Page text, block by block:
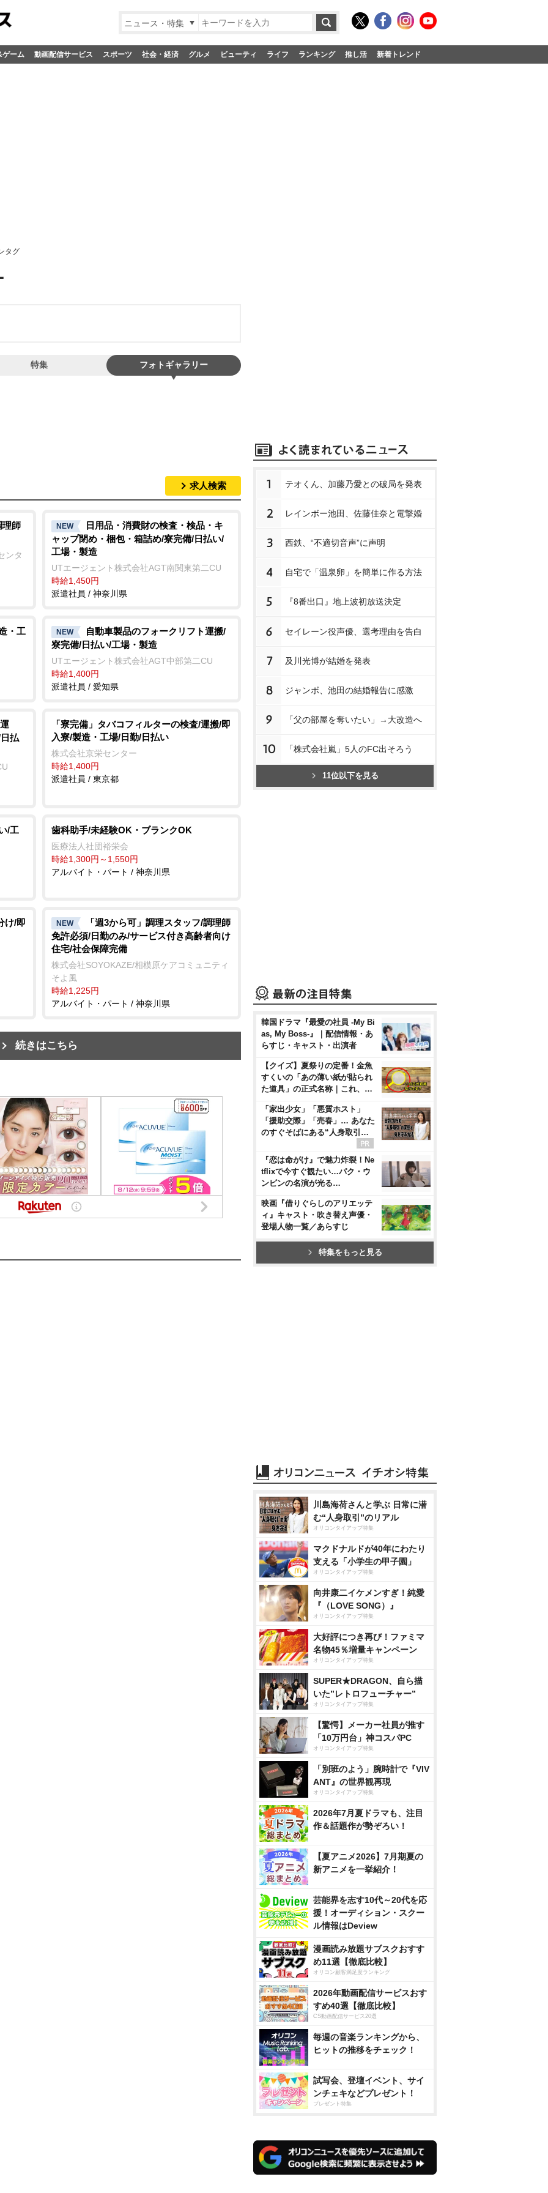
ニュース・特集
ゲーム 動画配信サービス スポーツ 社会・経済 グルメ ビューティ ライフ ランキング 推し活 新着トレンド
タグ
特集 フォトギャラリー
求人検索
理師
ンタ
NEW
日用品・消費財の検査・検品・キ
ャップ閉め・梱包・箱詰め/寮完備/日払い/
工場・製造
UTエージェント株式会社AGT南関東第二CU
時給1,450円
派遣社員 / 神奈川県
・工 NEW
自動車製品のフォークリフト運搬/
寮完備/日払い/工場・製造
UTエージェント株式会社AGT中部第二CU
時給1,400円
派遣社員 / 愛知県
払
「寮完備」タバコフィルターの検査/運搬/即
入寮/製造・工場/日勤/日払い
株式会社京栄センター
時給1,400円
派遣社員 / 東京都
/工 歯科助手/未経験OK・ブランクOK
医療法人社団裕栄会
時給1,300円～1,550円
アルバイト・パート / 神奈川県
け/即 NEW
「週3から可」調理スタッフ/調理師
免許必須/日勤のみ/サービス付き高齢者向け
住宅/社会保障完備
株式会社SOYOKAZE/相模原ケアコミュニティ
そよ風
時給1,225円
アルバイト・パート / 神奈川県
続きはこちら
1 テオくん、加藤乃愛との破局を発表
2 レインボー池田、佐藤佳奈と電撃婚
3 西鉄、“不適切音声”に声明
4 自宅で「温泉卵」を簡単に作る方法
5 『8番出口』地上波初放送決定
6 セイレーン役声優、選考理由を告白
7 及川光博が結婚を発表
8 ジャンボ、池田の結婚報告に感激
9 「父の部屋を奪いたい」→大改造へ
10 「株式会社嵐」5人のFC出そろう
11位以下を見る
韓国ドラマ『最愛の社員 -My Bi
as, My Boss-』｜配信情報・あ
らすじ・キャスト・出演者
【クイズ】夏祭りの定番！金魚
すくいの「あの薄い紙が貼られ
た道具」の正式名称｜これ、…
「家出少女」「悪質ホスト」
「援助交際」「売春」… あなた
のすぐそばにある“人身取引…
『恋は命がけ』で魅力炸裂！Ne
tflixで今すぐ観たい…パク・ウ
ンビンの名演が光る…
映画『借りぐらしのアリエッテ
ィ』キャスト・吹き替え声優・
登場人物一覧／あらすじ
特集をもっと見る
川島海荷さんと学ぶ 日常に潜
む“人身取引”のリアル
オリコンタイアップ特集
マクドナルドが40年にわたり
支える「小学生の甲子園」
オリコンタイアップ特集
向井康二イケメンすぎ！純愛
『（LOVE SONG）』
オリコンタイアップ特集
大好評につき再び！ファミマ
名物45％増量キャンペーン
オリコンタイアップ特集
SUPER★DRAGON、自ら描
いた”レトロフューチャー”
オリコンタイアップ特集
【驚愕】メーカー社員が推す
「10万円台」神コスパPC
オリコンタイアップ特集
「別班のよう」腕時計で『VIV
ANT』の世界観再現
オリコンタイアップ特集
2026年7月夏ドラマも、注目
作＆話題作が勢ぞろい！
【夏アニメ2026】7月期夏の
新アニメを一挙紹介！
芸能界を志す10代～20代を応
援！オーディション・スクー
ル情報はDeview
漫画読み放題サブスクおすす
め11選【徹底比較】
オリコン顧客満足度ランキング
2026年動画配信サービスおす
すめ40選【徹底比較】
CS動画配信サービス20選
毎週の音楽ランキングから、
ヒットの推移をチェック！
試写会、登壇イベント、サイ
ンチェキなどプレゼント！
プレゼント特集